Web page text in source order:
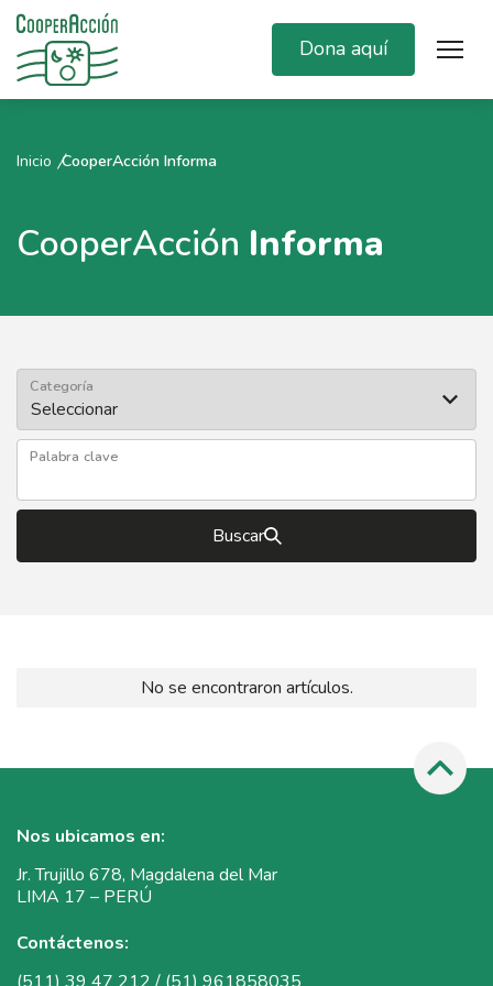
Dona aquí
Inicio CooperAcción Informa
CooperAcción Informa
Categoría
Palabra clave
Buscar
No se encontraron artículos.
Nos ubicamos en:
Jr. Trujillo 678, Magdalena del Mar
LIMA 17 – PERÚ
Contáctenos: